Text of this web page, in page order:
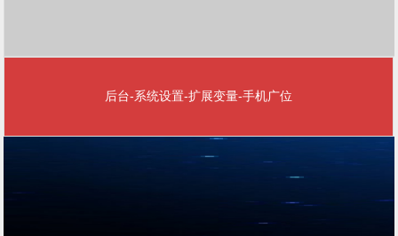
后台-系统设置-扩展变量-手机广位